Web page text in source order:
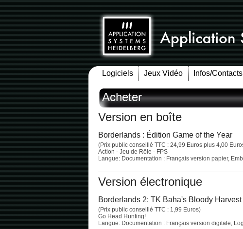
Logiciels Jeux Vidéo Infos/Contacts
Acheter
Version en boîte
Borderlands : Édition Game of the Year
(Prix public conseillé TTC : 24,99 Euros plus 4,00
Action - Jeu de Rôle - FPS
Langue: Documentation : Français version papier,
Version électronique
Borderlands 2: TK Baha's Bloody
(Prix public conseillé TTC : 1,99 Euros)
Go Head Hunting!
Langue: Documentation : Français version digitale,